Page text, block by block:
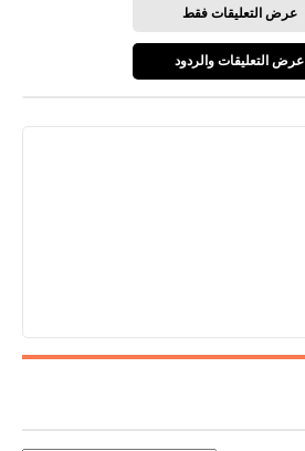
عرض التعليقات فقط
عرض التعليقات والردود